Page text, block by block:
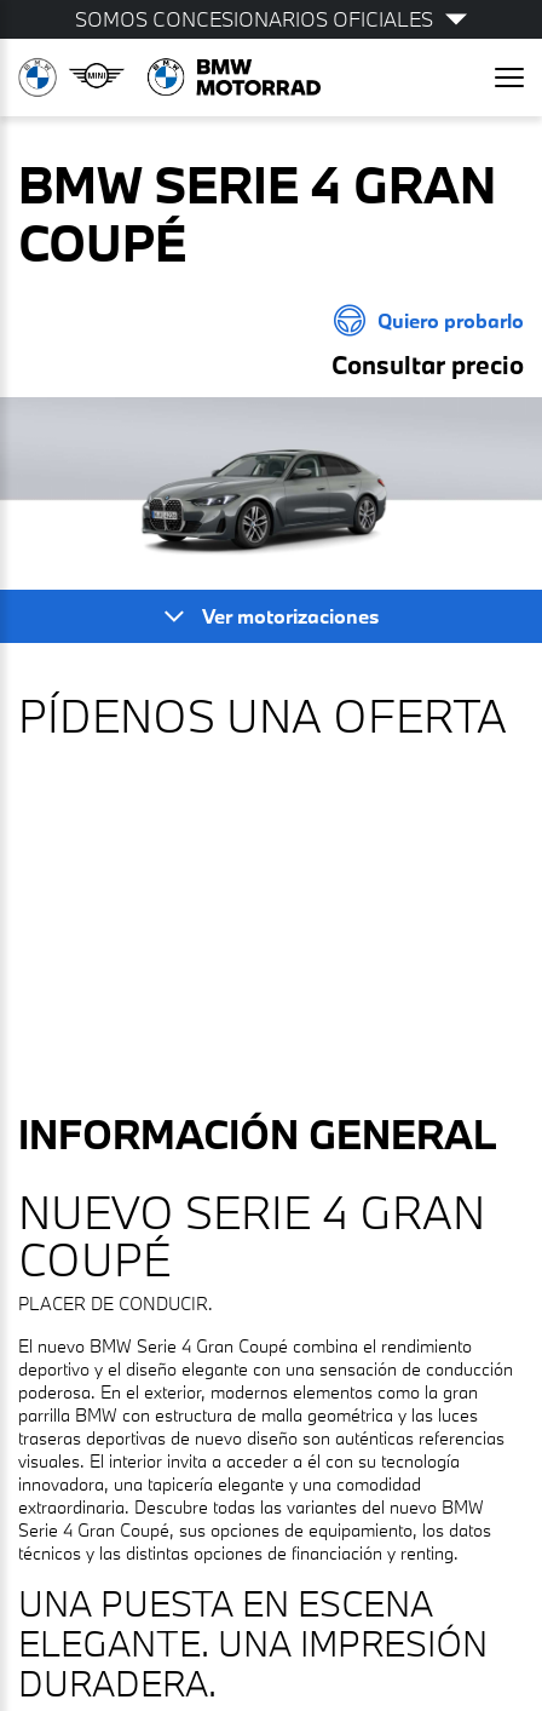
SOMOS CONCESIONARIOS OFICIALES
BMW SERIE 4 GRAN
COUPÉ
Quiero probarlo
Consultar precio
Ver motorizaciones
PÍDENOS UNA OFERTA
INFORMACIÓN GENERAL
NUEVO SERIE 4 GRAN
COUPÉ
PLACER DE CONDUCIR.
El nuevo BMW Serie 4 Gran Coupé combina el rendimiento
deportivo y el diseño elegante con una sensación de conducción
poderosa. En el exterior, modernos elementos como la gran
parrilla BMW con estructura de malla geométrica y las luces
traseras deportivas de nuevo diseño son auténticas referencias
visuales. El interior invita a acceder a él con su tecnología
innovadora, una tapicería elegante y una comodidad
extraordinaria. Descubre todas las variantes del nuevo BMW
Serie 4 Gran Coupé, sus opciones de equipamiento, los datos
técnicos y las distintas opciones de financiación y renting.
UNA PUESTA EN ESCENA
ELEGANTE. UNA IMPRESIÓN
DURADERA.